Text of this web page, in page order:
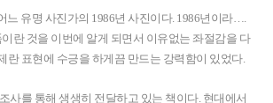
느 유명 사진가의 1986년 사진이다. 1986년이라….
란 것을 이번에 알게 되면서 이유없는 좌절감을 다
란 표현에 수긍을 하게끔 만드는 강력함이 있었다.
사를 통해 생생히 전달하고 있는 책이다. 현대에서